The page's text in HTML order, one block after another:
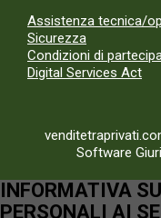
Assistenza tecnica/
Sicurezza
Condizioni di
Digital Services Act
Software
INFORMATIVA
PERSONALI AI